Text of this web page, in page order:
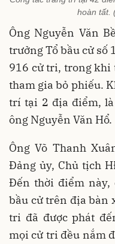
hoàn tất.
Ông Nguyễn Văn
trưởng Tổ bầu cử số
916 cử tri, trong khi
tham gia bỏ phiếu.
trí tại 2 địa điểm,
ông Nguyễn Văn Hổ.
Ông Võ Thanh
Đảng ủy, Chủ tịch
Đến thời điểm này,
bầu cử trên địa bàn
tri đã được phát
mọi cử tri đều nắm